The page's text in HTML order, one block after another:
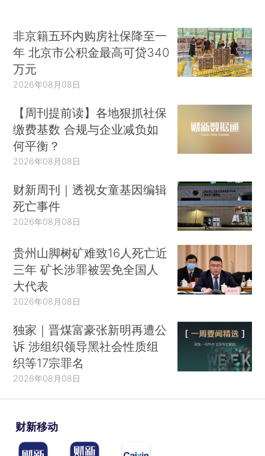
非京籍五环内购房社保降至一
年 北京市公积金最高可贷340
万元
2026年08月08日
【周刊提前读】各地狠抓社保
缴费基数 合规与企业减负如
何平衡？
2026年08月08日
财新周刊｜透视女童基因编辑
死亡事件
2026年08月08日
贵州山脚树矿难致16人死亡近
三年 矿长涉罪被罢免全国人
大代表
2026年08月08日
独家｜晋煤富豪张新明再遭公
诉 涉组织领导黑社会性质组
织等17宗罪名
2026年08月08日
财新移动